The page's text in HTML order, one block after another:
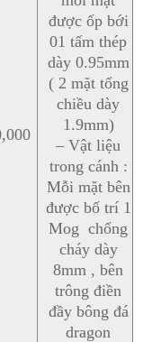
được ốp bới
01 tấm thép
dày 0.95mm
( 2 mặt tổng
chiều dày
1.9mm)
– Vật liệu
trong cánh :
Mỗi mặt bên
được bố trí 1
Mog chống
cháy dày
8mm , bên
trông điền
đầy bông đá
dragon